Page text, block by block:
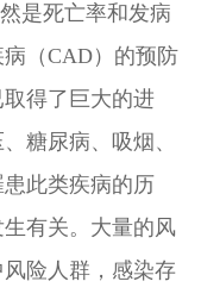
是死亡率和发病
病（CAD）的预防
得了巨大的进
糖尿病、吸烟、
此类疾病的历
有关。大量的风
险人群，感染存